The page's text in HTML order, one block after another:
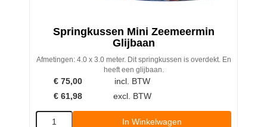
Springkussen Mini Zeemeermin
Glijbaan
Afmetingen: 4.0 x 3.0 meter. Dit springkussen is overdekt. En
heeft een glijbaan.
€ 75,00
incl. BTW
€ 61,98 excl. BTW
In Winkelwagen